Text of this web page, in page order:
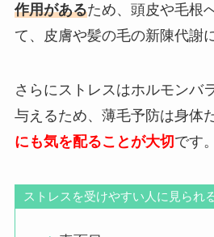
作用があるため、頭皮や毛根
て、皮膚や髪の毛の新陳代謝
さらにストレスはホルモンバ
与えるため、薄毛予防は身体
にも気を配ることが大切 です。
ストレスを受けやすい人に見られ